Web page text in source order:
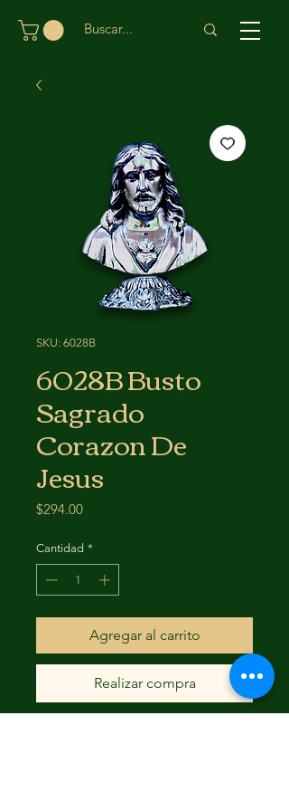
SKU: 6028B
6028B Busto
Sagrado
Corazon De
Jesus
$294.00Precio
Cantidad *
Agregar al carrito
Realizar compra